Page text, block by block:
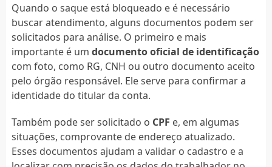
Quando o saque está bloqueado e é necessário
buscar atendimento, alguns documentos podem ser
solicitados para análise. O primeiro e mais
importante é um documento oficial de identificação
com foto, como RG, CNH ou outro documento aceito
pelo órgão responsável. Ele serve para confirmar a
identidade do titular da conta.
Também pode ser solicitado o CPF e, em algumas
situações, comprovante de endereço atualizado.
Esses documentos ajudam a validar o cadastro e a